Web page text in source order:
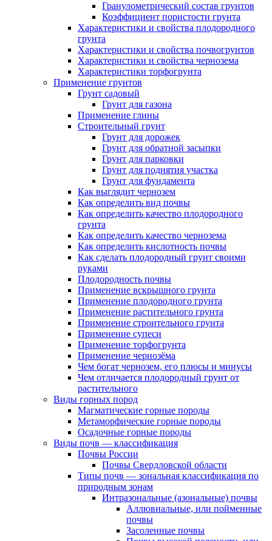
Гранулометрический состав грунтов
Коэффициент пористости грунта
Характеристики и свойства плодородного
грунта
Характеристики и свойства почвогрунтов
Характеристики и свойства чернозема
Характеристики торфогрунта
Применение грунтов
Грунт садовый
Грунт для газона
Применение глины
Строительный грунт
Грунт для дорожек
Грунт для обратной засыпки
Грунт для парковки
Грунт для поднятия участка
Грунт для фундамента
Как выглядит чернозем
Как определить вид почвы
Как определить качество плодородного
грунта
Как определить качество чернозема
Как определить кислотность почвы
Как сделать плодородный грунт своими
руками
Плодородность почвы
Применение вскрышного грунта
Применение плодородного грунта
Применение растительного грунта
Применение строительного грунта
Применение супеси
Применение торфогрунта
Применение чернозёма
Чем богат чернозем, его плюсы и минусы
Чем отличается плодородный грунт от
растительного
Виды горных пород
Магматические горные породы
Метаморфические горные породы
Осадочные горные породы
Виды почв — классификация
Почвы России
Почвы Свердловской области
Типы почв — зональная классификация по
природным зонам
Интразональные (азональные) почвы
Аллювиальные, или пойменные
почвы
Засоленные почвы